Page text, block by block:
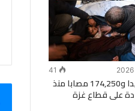
41
73,386 شهيدا و174,250 مصابا منذ
على قطاع غزة